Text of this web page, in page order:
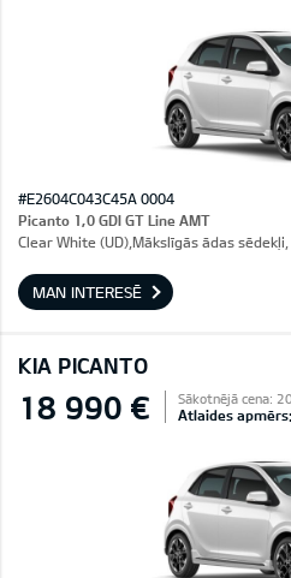
#E2604C043C45A 0004
Picanto 1,0 GDI GT Line AMT
Clear White (UD),Mākslīgās ādas
MAN INTERESĒ
KIA PICANTO
18 990 € Sākotnējā cena:
Atlaides